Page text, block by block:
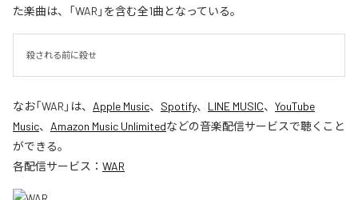
た楽曲は、「WAR」を含む全1曲となっている。
殺される前に殺せ
なお「WAR 」は、 Apple Music、 Spotify、 LINE MUSIC、 YouTube
Music、 Amazon Music Unlimitedなどの音楽配信サービスで聴くこと
ができる。
各配信サービス： WAR